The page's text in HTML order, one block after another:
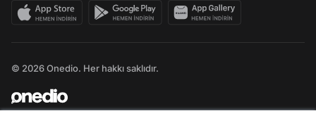
© 2026 Onedio. Her hakkı saklıdır.